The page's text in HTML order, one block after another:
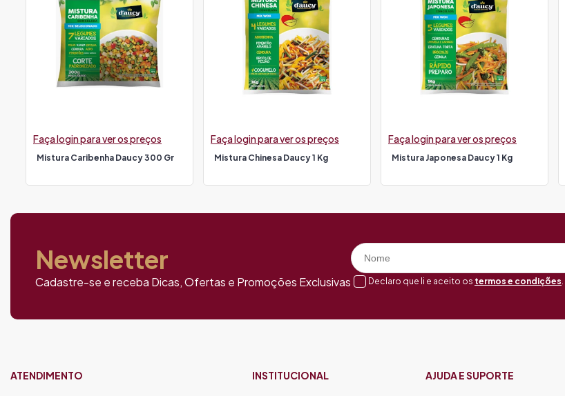
Mistura Caribenha Daucy 300 Gr
Faça login para ver os preços
Mistura Chinesa Daucy 1 Kg
Faça login para ver os preços
Mistura Japonesa Daucy 1 Kg
Faça login para ver os preços
Newsletter
Cadastre-se e receba Dicas, Ofertas e Promoções Exclusivas Declaro que li e aceito os termos e condições.
ATENDIMENTO INSTITUCIONAL AJUDA E SUPORTE